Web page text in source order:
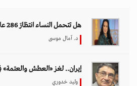
هل تتحمل النساء انتظارَ 286 عاماً؟
د. آمال موسى
إيران.. لغز «العطش والعتمة»
وليد خدوري